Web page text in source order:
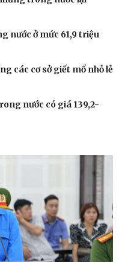
nước ở mức 61,9 triệu
các cơ sở giết mổ nhỏ lẻ
nước có giá 139,2-